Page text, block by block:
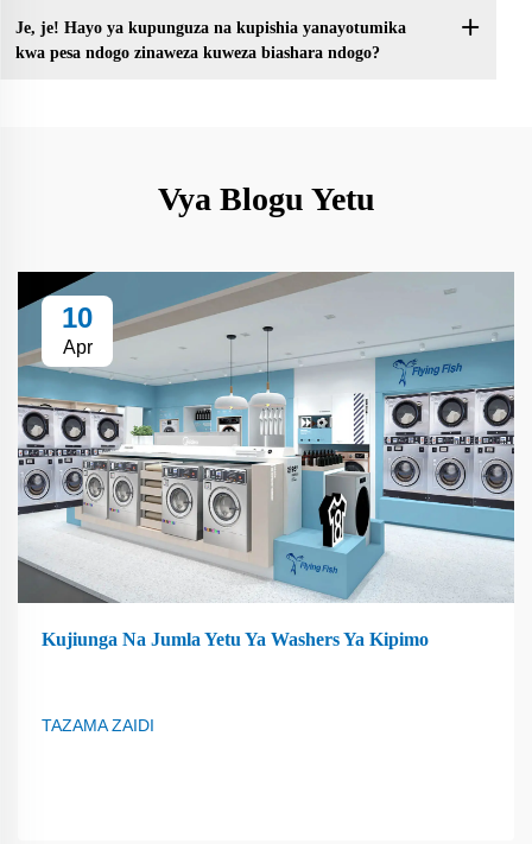
Je, je! Hayo ya kupunguza na kupishia yanayotumika
kwa pesa ndogo zinaweza kuweza biashara ndogo?
Vya Blogu Yetu
10
Apr
Kujiunga Na Jumla Yetu Ya Washers Ya Kipimo
TAZAMA ZAIDI